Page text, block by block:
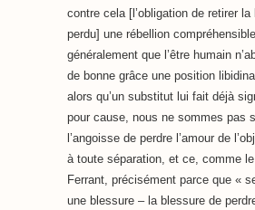
contre cela [l’obligation de retirer la
perdu] une rébellion
généralement que l’être humain
de bonne grâce une position
alors qu’un substitut lui fait déjà
pour cause, nous ne sommes pas
l’angoisse de perdre l’amour de
à toute séparation, et ce, comme
Ferrant, précisément parce que «
une blessure – la blessure de